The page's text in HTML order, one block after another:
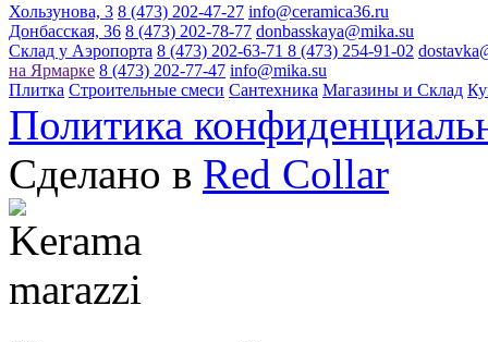
Хользунова, 3 8 (473) 202-47-27 info@ceramica36.ru
Донбасская, 36 8 (473) 202-78-77 donbasskaya@mika.su
Склад у Аэропорта 8 (473) 202-63-71 8 (473) 254-91-02
на Ярмарке 8 (473) 202-77-47 info@mika.su
Плитка Строительные смеси Сантехника Магазины и Склад
Политика
Сделано в Red Collar